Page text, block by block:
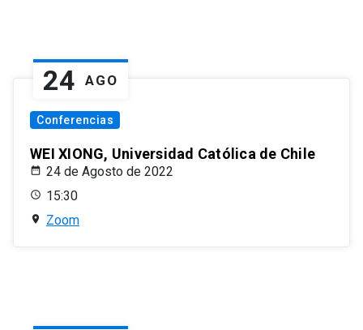
24 AGO
Conferencias
WEI XIONG, Universidad Católica de Chile
24 de Agosto de 2022
15:30
Zoom